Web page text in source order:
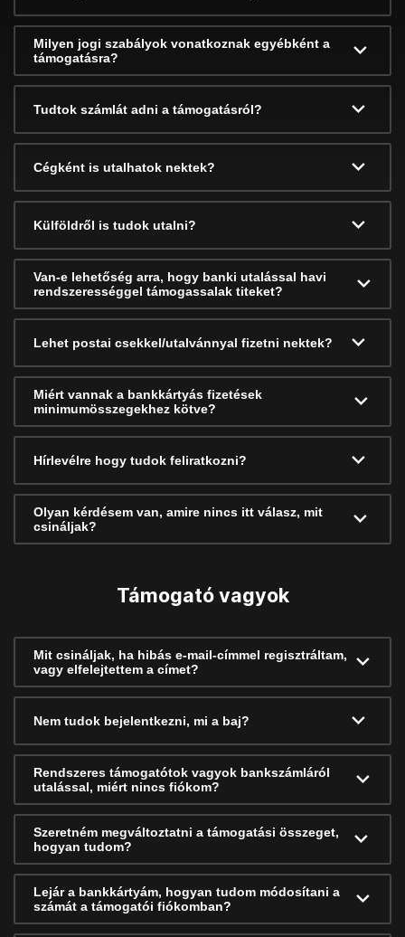
Milyen jogi szabályok vonatkoznak egyébként a
támogatásra?
Tudtok számlát adni a támogatásról?
Cégként is utalhatok nektek?
Külföldről is tudok utalni?
Van-e lehetőség arra, hogy banki utalással havi
rendszerességgel támogassalak titeket?
Lehet postai csekkel/utalvánnyal fizetni nektek?
Miért vannak a bankkártyás fizetések
minimumösszegekhez kötve?
Hírlevélre hogy tudok feliratkozni?
Olyan kérdésem van, amire nincs itt válasz, mit
csináljak?
Támogató vagyok
Mit csináljak, ha hibás e-mail-címmel regisztráltam,
vagy elfelejtettem a címet?
Nem tudok bejelentkezni, mi a baj?
Rendszeres támogatótok vagyok bankszámláról
utalással, miért nincs fiókom?
Szeretném megváltoztatni a támogatási összeget,
hogyan tudom?
Lejár a bankkártyám, hogyan tudom módosítani a
számát a támogatói fiókomban?